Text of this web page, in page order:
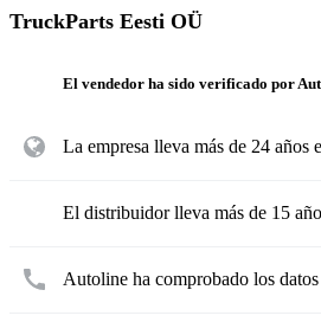
TruckParts Eesti OÜ
El vendedor ha sido verificado por
La empresa lleva más de 24 años
El distribuidor lleva más de 15
Autoline ha comprobado los